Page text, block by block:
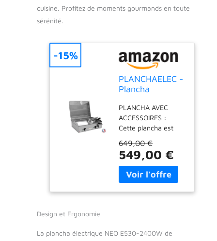
cuisine. Profitez de moments gourmands en toute
sérénité.
PLANCHAELEC -
Plancha
E530-2400W -
Couvercle + 2
Ustensiles - Inox
- Thermostat
Réglable - 8
Personnes -
Made In France -
L53 X P43 X H18
cm
PLANCHA AVEC
ACCESSOIRES :
Cette plancha est
personnes maximum
et a une surface de
cuisson de 52 x 40
cm. Elle est fournie
service). PLANCHA
649,00 €
549,00 €
-15%
Design et Ergonomie
La plancha électrique NEO E530-2400W de